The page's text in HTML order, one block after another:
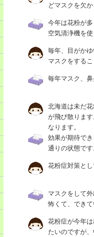
どマスクを欠
今年は花粉が
空気清浄機を
毎年、目がか
マスクをする
毎年マスク、
北海道は未だ
が飛び散りま
なります。
効果が期待で
通りの状態で
花粉症対策と
マスクをして
怖くて、でき
花粉症が今年
たいのですが